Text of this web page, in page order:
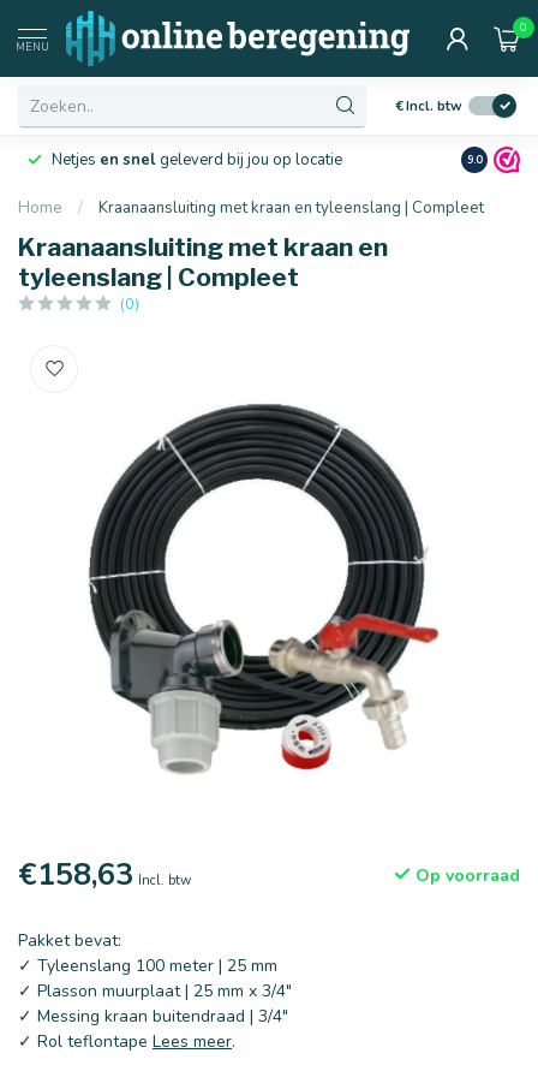
MENU
0
€Incl. btw
Netjes en snelgeleverd bij jou op locatie Ruim10
9.0
Home / Kraanaansluiting met kraan en tyleenslang | Compleet
Kraanaansluiting met kraan en
tyleenslang | Compleet
(0)
€158,63 Incl. btw Op voorraad
Pakket bevat:
✓ Tyleenslang 100 meter | 25 mm
✓ Plasson muurplaat | 25 mm x 3/4"
✓ Messing kraan buitendraad | 3/4"
✓ Rol teflontape Lees meer.